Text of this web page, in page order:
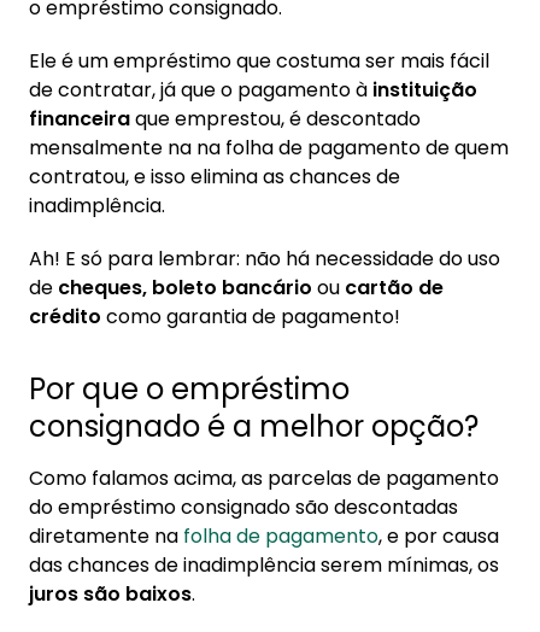
o empréstimo consignado.
Ele é um empréstimo que costuma ser mais fácil
de contratar, já que o pagamento à instituição
financeiraque emprestou, é descontado
mensalmente na na folha de pagamento de quem
contratou, e isso elimina as chances de
inadimplência.
Ah! E só para lembrar: não há necessidade do uso
de cheques, boleto bancário ou cartão de
crédito como garantia de pagamento!
Por que o empréstimo
consignado é a melhor opção?
Como falamos acima, as parcelas de pagamento
do empréstimo consignado são descontadas
diretamente na folha de pagamento, e por causa
das chances de inadimplência serem mínimas, os
juros são baixos.